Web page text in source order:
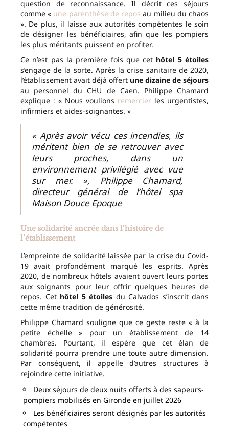
question de reconnaissance. Il décrit ces séjours
comme « une parenthèse de repos au milieu du chaos
». De plus, il laisse aux autorités compétentes le soin
de désigner les bénéficiaires, afin que les pompiers
les plus méritants puissent en profiter.
Ce n’est pas la première fois que cet hôtel 5 étoiles
s’engage de la sorte. Après la crise sanitaire de 2020,
l’établissement avait déjà offert une dizaine de séjours
au personnel du CHU de Caen. Philippe Chamard
explique : « Nous voulions remercier les urgentistes,
infirmiers et aides-soignantes. »
« Après avoir vécu ces incendies, ils
méritent bien de se retrouver avec
leurs proches, dans un
environnement privilégié avec vue
sur mer. », Philippe Chamard,
directeur général de l’hôtel spa
Maison Douce Epoque
Une solidarité ancrée dans l’histoire de
l’établissement
L’empreinte de solidarité laissée par la crise du Covid-
19 avait profondément marqué les esprits. Après
2020, de nombreux hôtels avaient ouvert leurs portes
aux soignants pour leur offrir quelques heures de
repos. Cet hôtel 5 étoiles du Calvados s’inscrit dans
cette même tradition de générosité.
Philippe Chamard souligne que ce geste reste « à la
petite échelle » pour un établissement de 14
chambres. Pourtant, il espère que cet élan de
solidarité pourra prendre une toute autre dimension.
Par conséquent, il appelle d’autres structures à
rejoindre cette initiative.
Deux séjours de deux nuits offerts à des sapeurs-
pompiers mobilisés en Gironde en juillet 2026
Les bénéficiaires seront désignés par les autorités
compétentes